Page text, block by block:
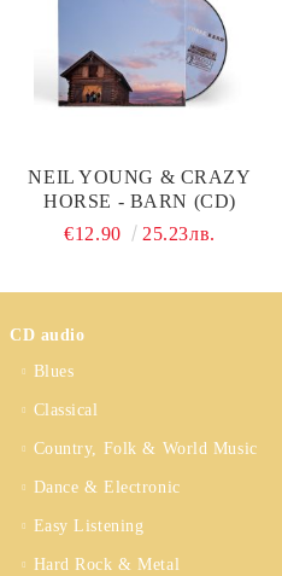
NEIL YOUNG & CRAZY
HORSE - BARN (CD)
€12.90
25.23лв.
CD audio
Blues
Classical
Country, Folk & World Music
Dance & Electronic
Easy Listening
Hard Rock & Metal